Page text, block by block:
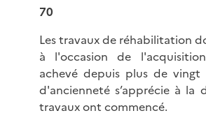
70
Les travaux de réhabilitation
à l'occasion de
achevé depuis plus de vingt
d'ancienneté s’apprécie à la
travaux ont commencé.